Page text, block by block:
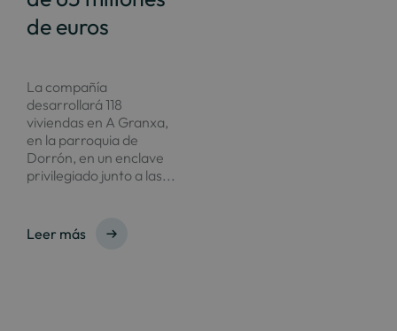
de euros
La compañía
desarrollará 118
viviendas en A Granxa,
en la parroquia de
Dorrón, en un enclave
privilegiado junto a las...
Leer más